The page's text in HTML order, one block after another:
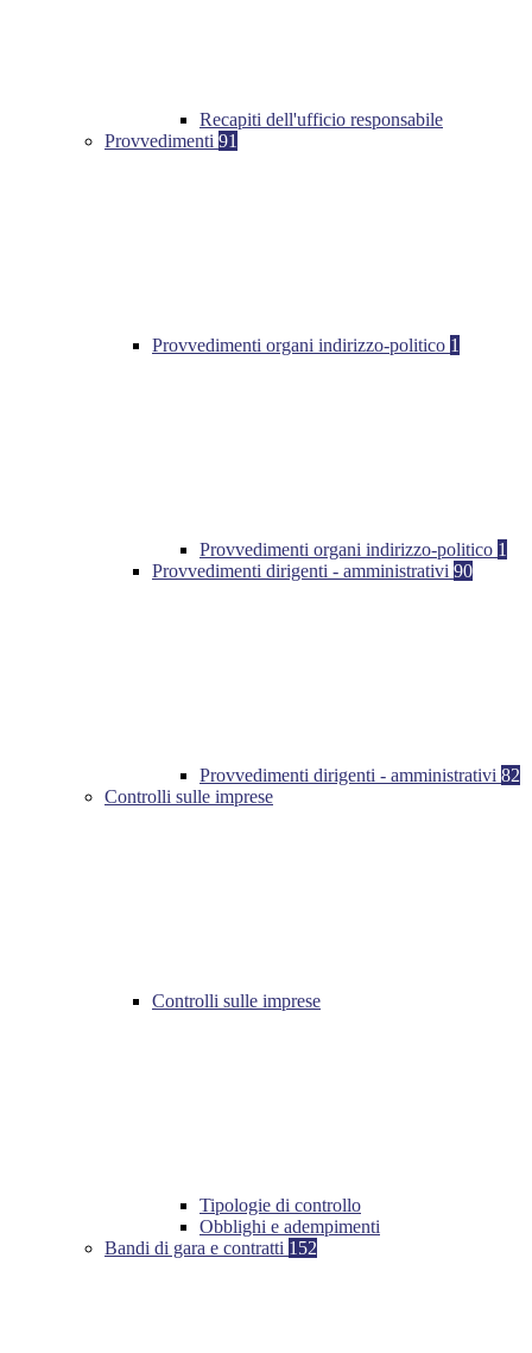
Recapiti dell'ufficio responsabile
Provvedimenti 91
Provvedimenti organi indirizzo-politico 1
Provvedimenti organi indirizzo-politico 1
Provvedimenti dirigenti - amministrativi 90
Provvedimenti dirigenti - amministrativi 82
Controlli sulle imprese
Controlli sulle imprese
Tipologie di controllo
Obblighi e adempimenti
Bandi di gara e contratti 152